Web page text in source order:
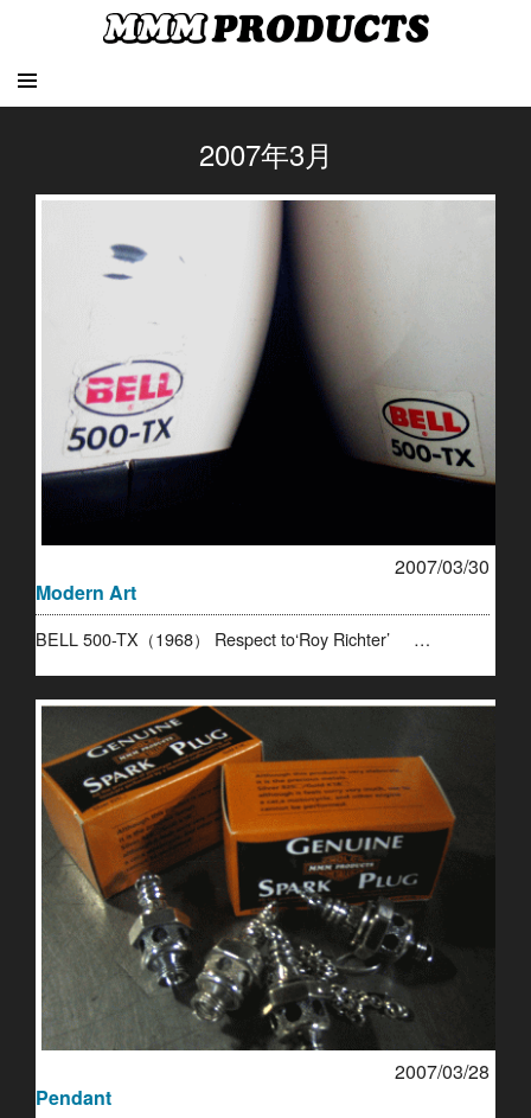
2007年3月
2007/03/30
Modern Art
BELL 500-TX（1968） Respect to‘Roy Richter’ …
2007/03/28
Pendant